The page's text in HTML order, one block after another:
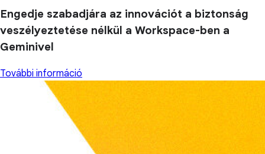
Engedje szabadjára az innovációt a biztonság
veszélyeztetése nélkül a Workspace-ben a
Geminivel
További információ